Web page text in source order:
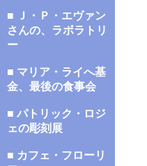
■ Ｊ・Ｐ・エヴァン
さんの、ラボラトリ
ー
■ マリア・ライへ基
金、最後の食事会
■ パトリック・ロジ
ェの彫刻展
■ カフェ・フローリ